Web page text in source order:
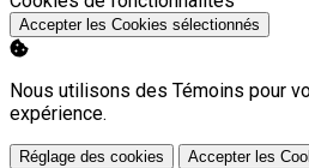
Accepter les Cookies sélectionnés
Nous utilisons des Témoins pour
expérience.
Réglage des cookies Accepter les